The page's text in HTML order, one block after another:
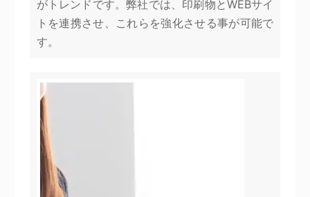
がトレンドです。弊社では、印刷物とWEBサイ
トを連携させ、これらを強化させる事が可能で
す。